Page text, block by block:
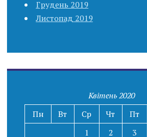
Грудень 2019
Листопад 2019
Квітень 2020
Пн
Вт Ср Чт Пт
1
2 3